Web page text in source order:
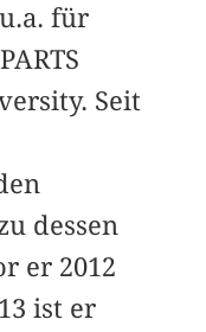
für
Seit
dessen
er 2012
ist er